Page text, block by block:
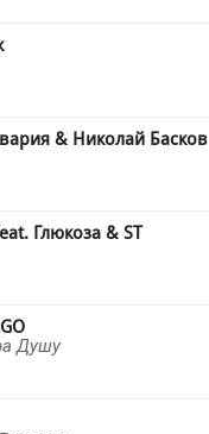
& Николай Басков
Глюкоза & ST
Душу